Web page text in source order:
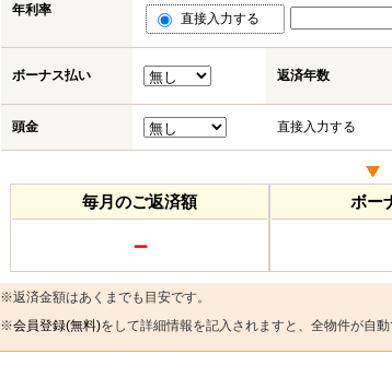
年利率
直接入力する
ボーナス払い 返済年数
頭金 直接入力する
毎月のご返済額
－
ボー
※返済金額はあくまでも目安です。
※会員登録(無料)をして詳細情報を記入されますと、全物件が自